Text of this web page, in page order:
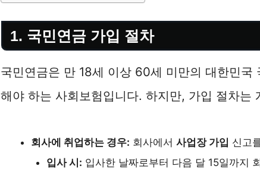
1. 국민연금 가입 절차
국민연금은 만 18세 이상 60세 미만의 대한민국
해야 하는 사회보험입니다. 하지만, 가입 절차는
회사에 취업하는 경우: 회사에서 사업장 가입 신고
입사 시: 입사한 날짜로부터 다음 달 15일까지